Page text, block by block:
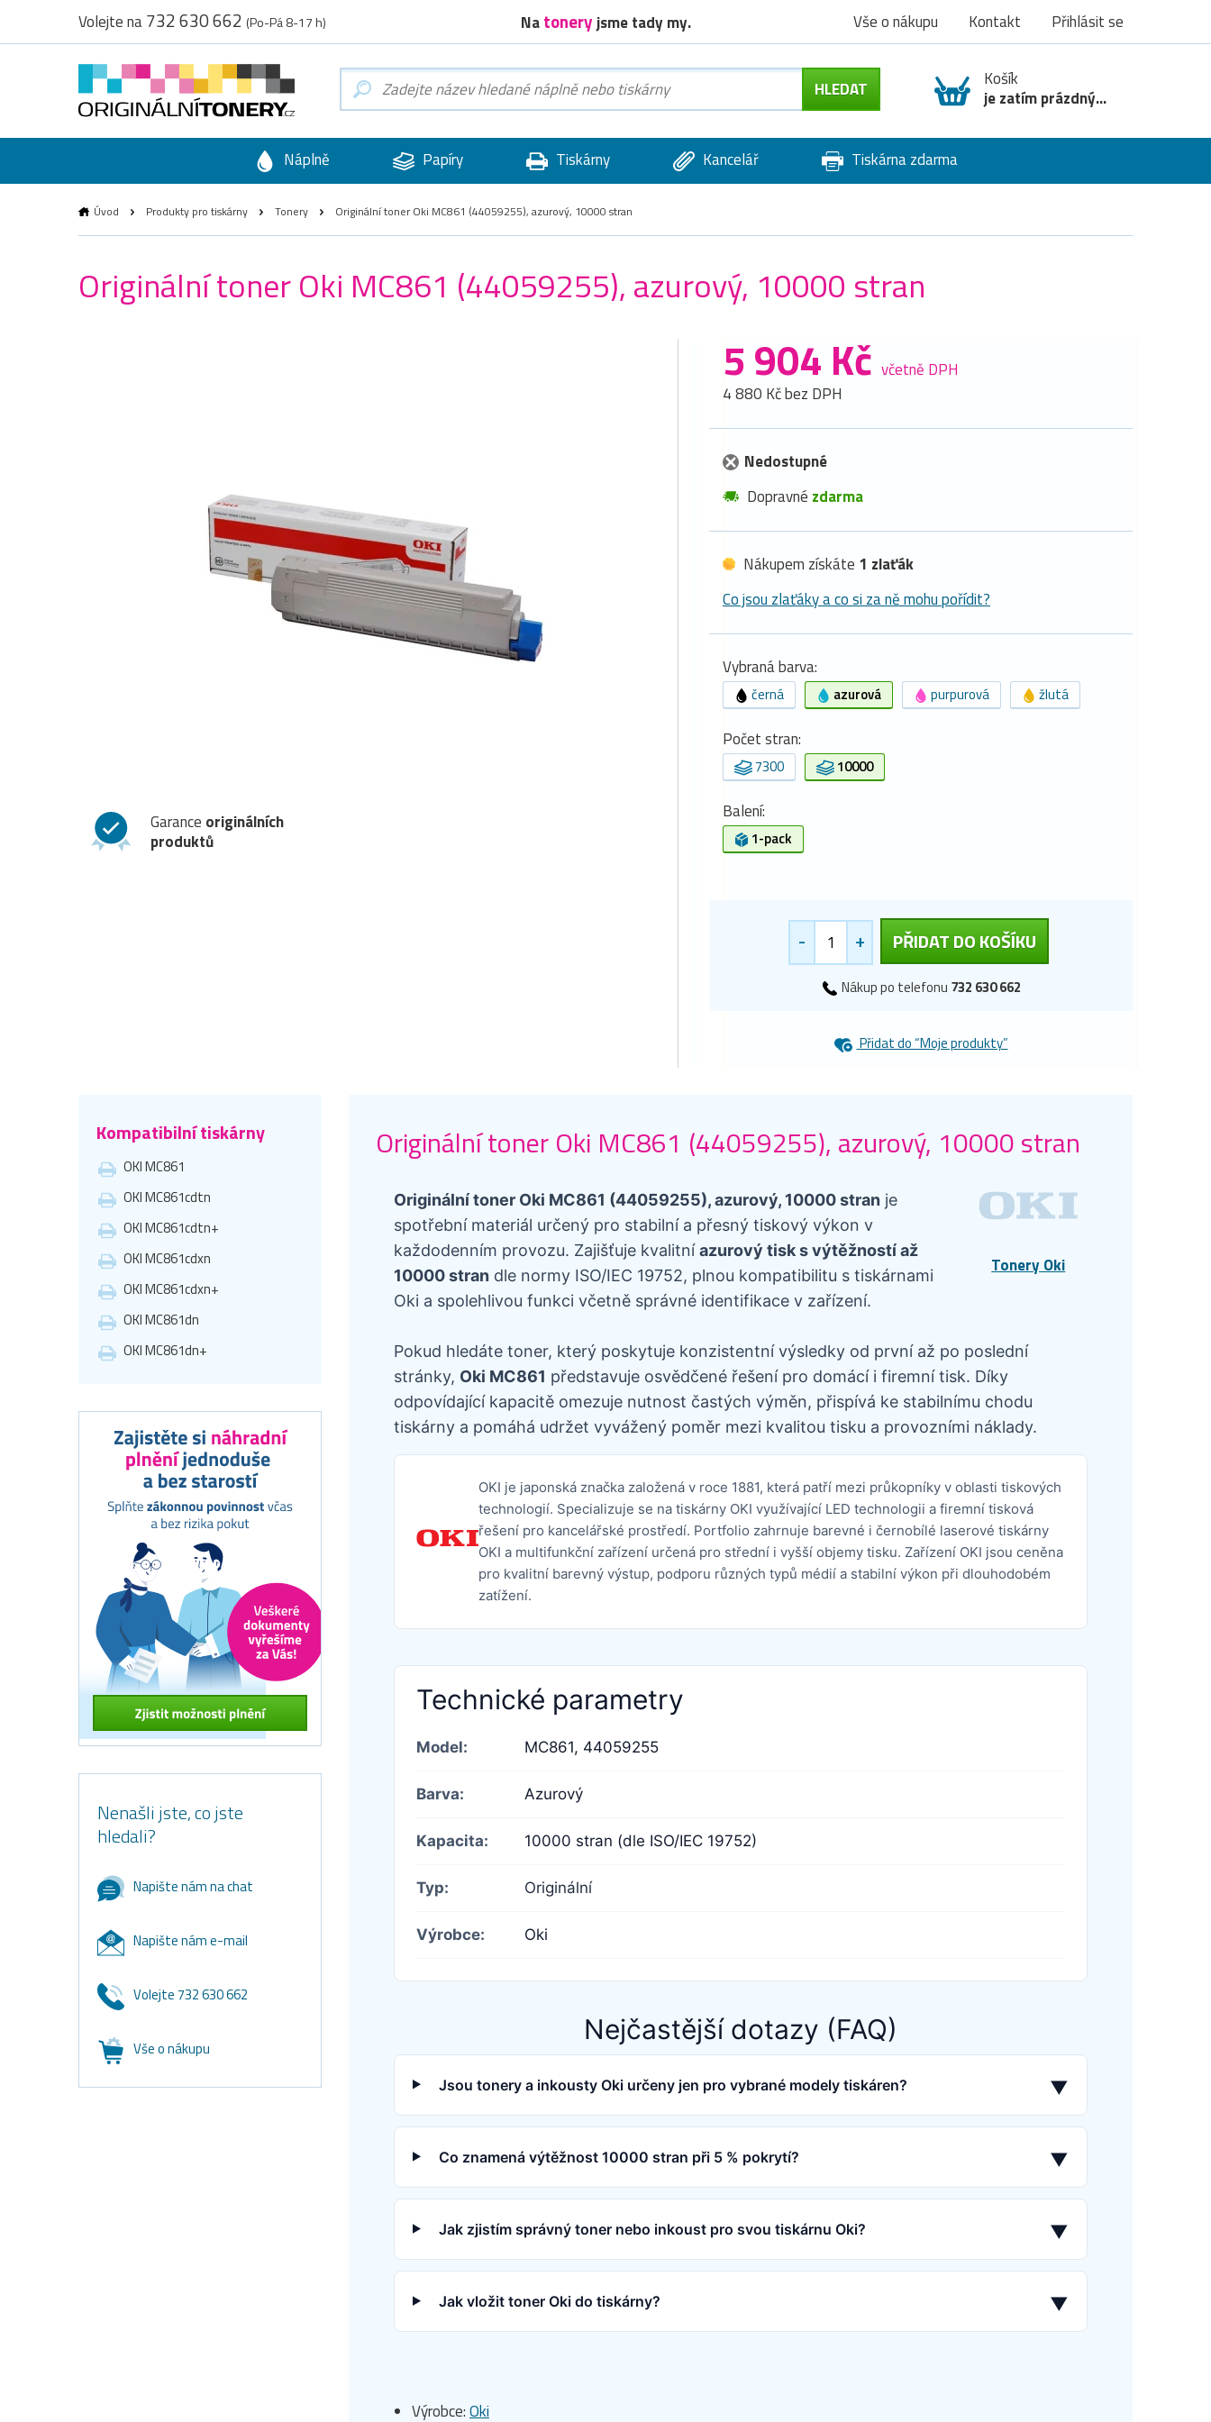
Volejte na732 630 662 (Po-Pá 8-17 h) Natoneryjsme tady my. Vše o nákupu Kontakt Přihlásit se
Košík
je zatím prázdný...
Náplně Papíry Tiskárny Kancelář Tiskárna zdarma
Úvod Produkty pro tiskárny Tonery Originální toner Oki MC861 (44059255), azurový, 10000 stran
Originální toner Oki MC861 (44059255), azurový, 10000 stran
Garance originálních
produktů
5 904 Kč včetně DPH
4 880 Kč bez DPH
Nedostupné
Dopravné zdarma
Nákupem získáte 1 zlaťák
Co jsou zlaťáky a co si za ně mohu pořídit?
Vybraná barva:
černá azurová purpurová žlutá
Počet stran:
7300 10000
Balení:
1-pack
- + PŘIDAT DO KOŠÍKU
Nákup po telefonu 732 630 662
Přidat do “Moje produkty”
Kompatibilní tiskárny
OKI MC861
OKI MC861cdtn
OKI MC861cdtn+
OKI MC861cdxn
OKI MC861cdxn+
OKI MC861dn
OKI MC861dn+
Nenašli jste, co jste
hledali?
Napište nám na chat
Napište nám e-mail
Volejte 732 630 662
Vše o nákupu
Originální toner Oki MC861 (44059255), azurový, 10000 stran
Tonery Oki
Originální toner Oki MC861 (44059255), azurový, 10000 stran je
spotřební materiál určený pro stabilní a přesný tiskový výkon v
každodenním provozu. Zajišťuje kvalitníazurový tisk s výtěžností až
10000 stran dle normy ISO/IEC 19752, plnou kompatibilitu s tiskárnami
Oki a spolehlivou funkci včetně správné identifikace v zařízení.
Pokud hledáte toner, který poskytuje konzistentní výsledky od první až po poslední
stránky, Oki MC861 představuje osvědčené řešení pro domácí i firemní tisk. Díky
odpovídající kapacitě omezuje nutnost častých výměn, přispívá ke stabilnímu chodu
tiskárny a pomáhá udržet vyvážený poměr mezi kvalitou tisku a provozními náklady.
OKI je japonská značka založená v roce 1881, která patří mezi průkopníky v oblasti tiskových
technologií. Specializuje se na tiskárny OKI využívající LED technologii a firemní tisková
řešení pro kancelářské prostředí. Portfolio zahrnuje barevné i černobílé laserové tiskárny
OKI a multifunkční zařízení určená pro střední i vyšší objemy tisku. Zařízení OKI jsou ceněna
pro kvalitní barevný výstup, podporu různých typů médií a stabilní výkon při dlouhodobém
zatížení.
Technické parametry
Model: MC861, 44059255
Barva: Azurový
Kapacita: 10000 stran (dle ISO/IEC 19752)
Typ: Originální
Výrobce: Oki
Nejčastější dotazy (FAQ)
Jsou tonery a inkousty Oki určeny jen pro vybrané modely tiskáren? ▼
Co znamená výtěžnost 10000 stran při 5 % pokrytí? ▼
Jak zjistím správný toner nebo inkoust pro svou tiskárnu Oki? ▼
Jak vložit toner Oki do tiskárny? ▼
Výrobce:Oki